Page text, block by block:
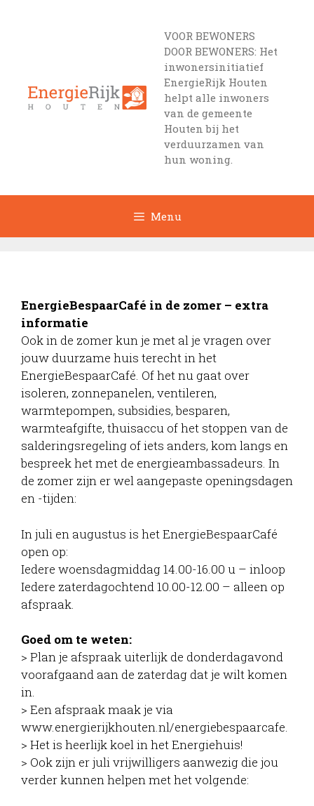
VOOR BEWONERS
DOOR BEWONERS: Het
inwonersinitiatief
EnergieRijk Houten
helpt alle inwoners
van de gemeente
Houten bij het
verduurzamen van
hun woning.
Menu
EnergieBespaarCafé in de zomer – extra
informatie
Ook in de zomer kun je met al je vragen over
jouw duurzame huis terecht in het
EnergieBespaarCafé. Of het nu gaat over
isoleren, zonnepanelen, ventileren,
warmtepompen, subsidies, besparen,
warmteafgifte, thuisaccu of het stoppen van de
salderingsregeling of iets anders, kom langs en
bespreek het met de energieambassadeurs. In
de zomer zijn er wel aangepaste openingsdagen
en -tijden:
In juli en augustus is het EnergieBespaarCafé
open op:
Iedere woensdagmiddag 14.00-16.00 u – inloop
Iedere zaterdagochtend 10.00-12.00 – alleen op
afspraak.
Goed om te weten:
> Plan je afspraak uiterlijk de donderdagavond
voorafgaand aan de zaterdag dat je wilt komen
in.
> Een afspraak maak je via
www.energierijkhouten.nl/energiebespaarcafe.
> Het is heerlijk koel in het Energiehuis!
> Ook zijn er juli vrijwilligers aanwezig die jou
verder kunnen helpen met het volgende: